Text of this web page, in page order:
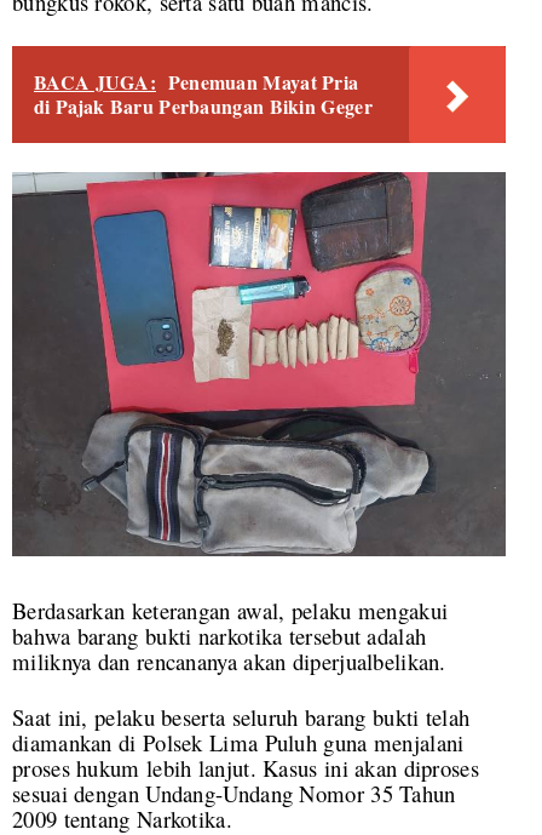
BACA JUGA: Penemuan Mayat Pria
di Pajak Baru Perbaungan Bikin Geger
Berdasarkan keterangan awal, pelaku mengakui
bahwa barang bukti narkotika tersebut adalah
miliknya dan rencananya akan diperjualbelikan.
Saat ini, pelaku beserta seluruh barang bukti telah
diamankan di Polsek Lima Puluh guna menjalani
proses hukum lebih lanjut. Kasus ini akan diproses
sesuai dengan Undang-Undang Nomor 35 Tahun
2009 tentang Narkotika.